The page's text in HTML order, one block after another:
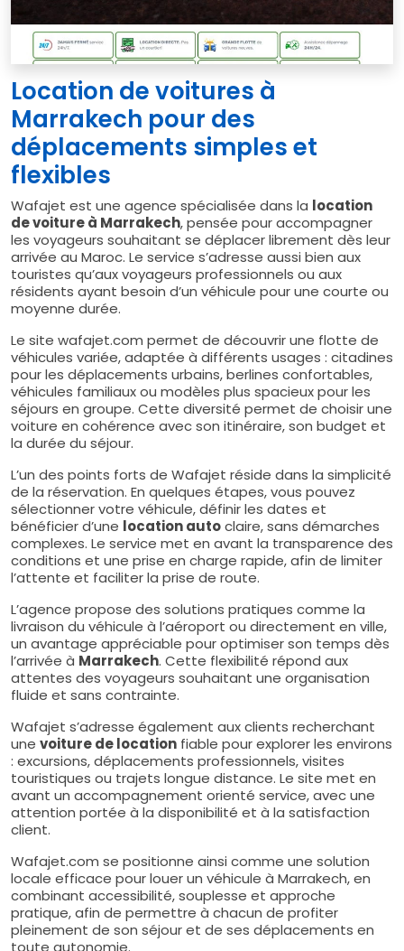
Location de voitures à
Marrakech pour des
déplacements simples et
flexibles
Wafajet est une agence spécialisée dans la location
de voiture à Marrakech, pensée pour accompagner
les voyageurs souhaitant se déplacer librement dès leur
arrivée au Maroc. Le service s’adresse aussi bien aux
touristes qu’aux voyageurs professionnels ou aux
résidents ayant besoin d’un véhicule pour une courte ou
moyenne durée.
Le site wafajet.com permet de découvrir une flotte de
véhicules variée, adaptée à différents usages : citadines
pour les déplacements urbains, berlines confortables,
véhicules familiaux ou modèles plus spacieux pour les
séjours en groupe. Cette diversité permet de choisir une
voiture en cohérence avec son itinéraire, son budget et
la durée du séjour.
L’un des points forts de Wafajet réside dans la simplicité
de la réservation. En quelques étapes, vous pouvez
sélectionner votre véhicule, définir les dates et
bénéficier d’une location autoclaire, sans démarches
complexes. Le service met en avant la transparence des
conditions et une prise en charge rapide, afin de limiter
l’attente et faciliter la prise de route.
L’agence propose des solutions pratiques comme la
livraison du véhicule à l’aéroport ou directement en ville,
un avantage appréciable pour optimiser son temps dès
l’arrivée à Marrakech. Cette flexibilité répond aux
attentes des voyageurs souhaitant une organisation
fluide et sans contrainte.
Wafajet s’adresse également aux clients recherchant
une voiture de location fiable pour explorer les environs
: excursions, déplacements professionnels, visites
touristiques ou trajets longue distance. Le site met en
avant un accompagnement orienté service, avec une
attention portée à la disponibilité et à la satisfaction
client.
Wafajet.com se positionne ainsi comme une solution
locale efficace pour louer un véhicule à Marrakech, en
combinant accessibilité, souplesse et approche
pratique, afin de permettre à chacun de profiter
pleinement de son séjour et de ses déplacements en
toute autonomie.